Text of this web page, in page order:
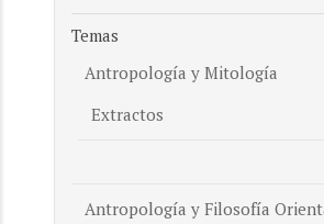
Temas
Antropología y Mitología
Extractos
Antropología y Filosofía